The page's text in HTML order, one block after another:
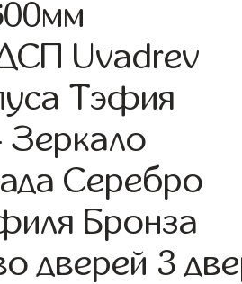
Uvadrev
Тэфия
Серебро
Бронза
дверей 3